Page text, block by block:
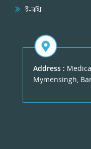
ই-নথি
Address :
Mymensingh,